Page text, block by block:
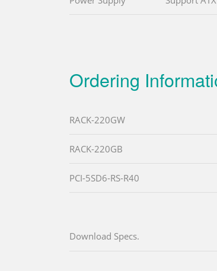
Ordering
RACK-220GW
RACK-220GB
PCI-5SD6-RS-R40
Download Specs.